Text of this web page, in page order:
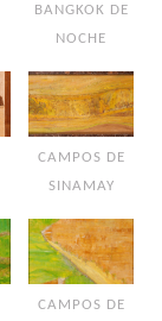
BANGKOK DE
NOCHE
CAMPOS DE
SINAMAY
CAMPOS DE